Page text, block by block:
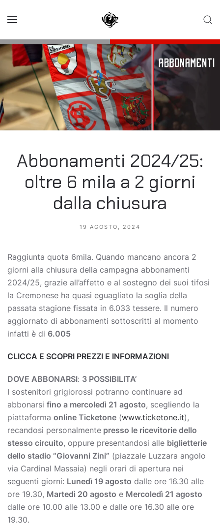
Abbonamenti 2024/25:
oltre 6 mila a 2 giorni
dalla chiusura
19 AGOSTO, 2024
Raggiunta quota 6mila. Quando mancano ancora 2
giorni alla chiusura della campagna abbonamenti
2024/25, grazie all’affetto e al sostegno dei suoi tifosi
la Cremonese ha quasi eguagliato la soglia della
passata stagione fissata in 6.033 tessere. Il numero
aggiornato di abbonamenti sottoscritti al momento
infatti è di 6.005
CLICCA E SCOPRI PREZZI E INFORMAZIONI
DOVE ABBONARSI: 3 POSSIBILITA’
I sostenitori grigiorossi potranno continuare ad
abbonarsi fino a mercoledì 21 agosto, scegliendo la
piattaforma online Ticketone (www.ticketone.it),
recandosi personalmente presso le ricevitorie dello
stesso circuito, oppure presentandosi alle biglietterie
dello stadio “Giovanni Zini” (piazzale Luzzara angolo
via Cardinal Massaia) negli orari di apertura nei
seguenti giorni: Lunedì 19 agosto dalle ore 16.30 alle
ore 19.30, Martedì 20 agosto e Mercoledì 21 agosto
dalle ore 10.00 alle 13.00 e dalle ore 16.30 alle ore
19.30.